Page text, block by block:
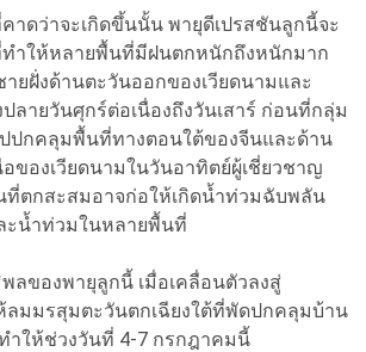
าดว่าจะเกิดขึ้นนั้น พายุดีเปรสชันลูกนี้จะ
ำให้หลายพื้นที่มีฝนตกหนักถึงหนักมาก
ยฝั่งด้านตะวันออกของเวียดนามและ
ลายวันศุกร์ต่อเนื่องถึงวันเสาร์ ก่อนที่กลุ่ม
ปกคลุมพื้นที่ทางตอนใต้ของจีนและด้าน
อของเวียดนามในวันอาทิตย์ผู้เชี่ยวชาญ
ที่ตกสะสมอาจก่อให้เกิดน้ำท่วมฉับพลัน
ะน้ำท่วมในหลายพื้นที่
ลของพายุลูกนี้ เมื่อเคลื่อนตัวลงสู่
ลมมรสุมตะวันตกเฉียงใต้ที่พัดปกคลุมบ้าน
ำให้ช่วงวันที่ 4-7 กรกฎาคมนี้